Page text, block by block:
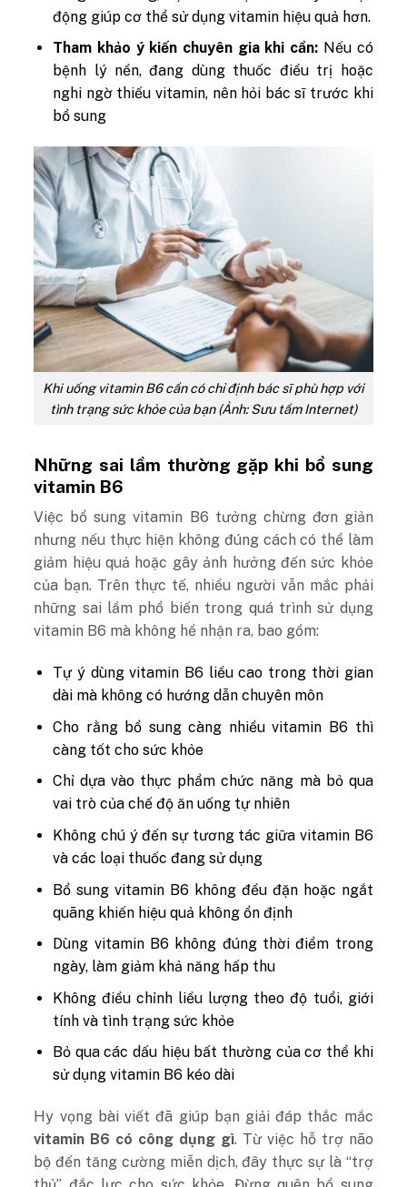
động giúp cơ thể sử dụng vitamin hiệu quả hơn.
Tham khảo ý kiến chuyên gia khi cần: Nếu có
bệnh lý nền, đang dùng thuốc điều trị hoặc
nghi ngờ thiếu vitamin, nên hỏi bác sĩ trước khi
bổ sung
Khi uống vitamin B6 cần có chỉ định bác sĩ phù hợp với
tình trạng sức khỏe của bạn (Ảnh: Sưu tầm Internet)
Những sai lầm thường gặp khi bổ sung
vitamin B6
Việc bổ sung vitamin B6 tưởng chừng đơn giản
nhưng nếu thực hiện không đúng cách có thể làm
giảm hiệu quả hoặc gây ảnh hưởng đến sức khỏe
của bạn. Trên thực tế, nhiều người vẫn mắc phải
những sai lầm phổ biến trong quá trình sử dụng
vitamin B6 mà không hề nhận ra, bao gồm:
Tự ý dùng vitamin B6 liều cao trong thời gian
dài mà không có hướng dẫn chuyên môn
Cho rằng bổ sung càng nhiều vitamin B6 thì
càng tốt cho sức khỏe
Chỉ dựa vào thực phẩm chức năng mà bỏ qua
vai trò của chế độ ăn uống tự nhiên
Không chú ý đến sự tương tác giữa vitamin B6
và các loại thuốc đang sử dụng
Bổ sung vitamin B6 không đều đặn hoặc ngắt
quãng khiến hiệu quả không ổn định
Dùng vitamin B6 không đúng thời điểm trong
ngày, làm giảm khả năng hấp thu
Không điều chỉnh liều lượng theo độ tuổi, giới
tính và tình trạng sức khỏe
Bỏ qua các dấu hiệu bất thường của cơ thể khi
sử dụng vitamin B6 kéo dài
Hy vọng bài viết đã giúp bạn giải đáp thắc mắc
vitamin B6 có công dụng gì. Từ việc hỗ trợ não
bộ đến tăng cường miễn dịch, đây thực sự là “trợ